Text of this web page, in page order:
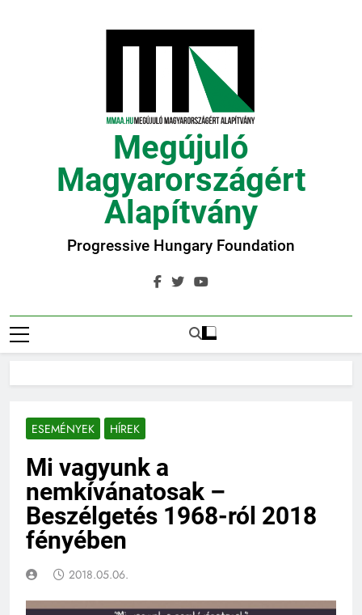
Megújuló
Magyarországért
Alapítvány
Progressive Hungary Foundation
ESEMÉNYEK HÍREK
Mi vagyunk a
nemkívánatosak –
Beszélgetés 1968-ról 2018
fényében
2018.05.06.